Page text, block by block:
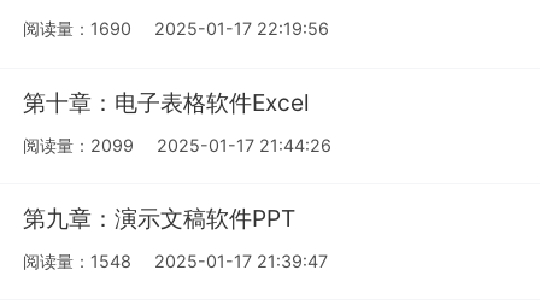
阅读量：1690 2025-01-17 22:19:56
第十章：电子表格软件Excel
阅读量：2099 2025-01-17 21:44:26
第九章：演示文稿软件PPT
阅读量：1548 2025-01-17 21:39:47